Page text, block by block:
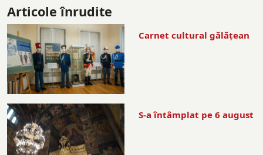
Articole înrudite
Carnet cultural gălăţean
S-a întâmplat pe 6 august